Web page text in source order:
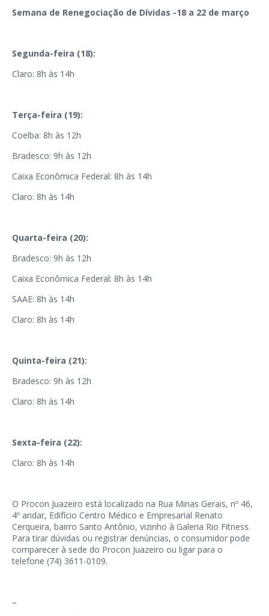
Semana de Renegociação de Dívidas -18 a 22 de março
Segunda-feira (18):
Claro: 8h às 14h
Terça-feira (19):
Coelba: 8h às 12h
Bradesco: 9h às 12h
Caixa Econômica Federal: 8h às 14h
Claro: 8h às 14h
Quarta-feira (20):
Bradesco: 9h às 12h
Caixa Econômica Federal: 8h às 14h
SAAE: 8h às 14h
Claro: 8h às 14h
Quinta-feira (21):
Bradesco: 9h às 12h
Claro: 8h às 14h
Sexta-feira (22):
Claro: 8h às 14h
O Procon Juazeiro está localizado na Rua Minas Gerais, nº 46,
4º andar, Edifício Centro Médico e Empresarial Renato
Cerqueira, bairro Santo Antônio, vizinho à Galeria Rio Fitness.
Para tirar dúvidas ou registrar denúncias, o consumidor pode
comparecer à sede do Procon Juazeiro ou ligar para o
telefone (74) 3611-0109.
–